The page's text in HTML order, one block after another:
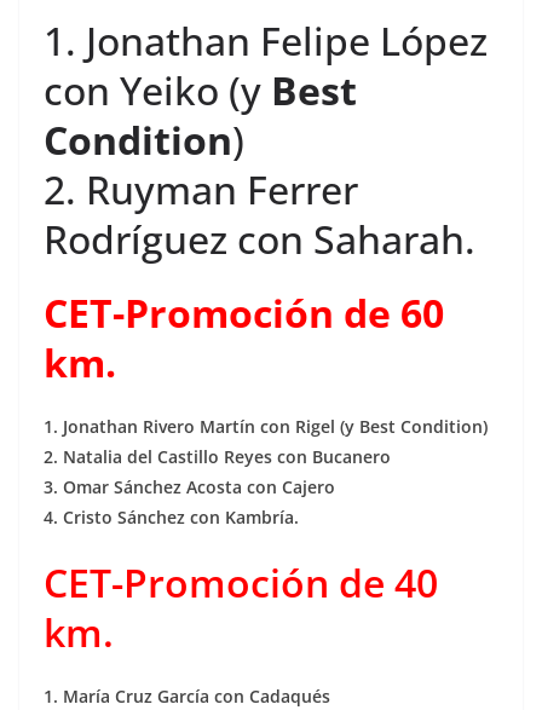
1. Jonathan Felipe López
con Yeiko (y Best
Condition)
2. Ruyman Ferrer
Rodríguez con Saharah.
CET-Promoción de 60
km.
1. Jonathan Rivero Martín con Rigel (y Best Condition)
2. Natalia del Castillo Reyes con Bucanero
3. Omar Sánchez Acosta con Cajero
4. Cristo Sánchez con Kambría.
CET-Promoción de 40
km.
1. María Cruz García con Cadaqués